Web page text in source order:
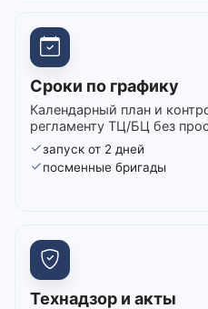
Сроки по графику
Календарный план и
регламенту ТЦ/БЦ без
запуск от 2 дней
посменные бригады
Технадзор и акты